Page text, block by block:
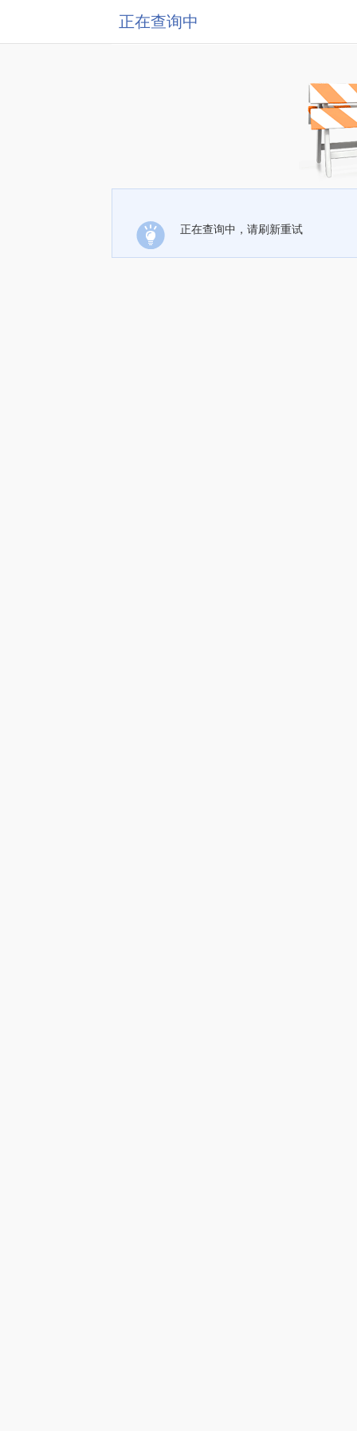
正在查询中
正在查询中，请刷新重试